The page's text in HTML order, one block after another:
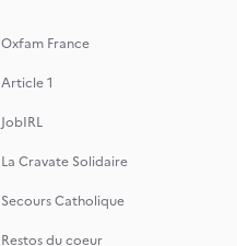
Oxfam France
Article 1
JobIRL
La Cravate Solidaire
Secours Catholique
Restos du coeur